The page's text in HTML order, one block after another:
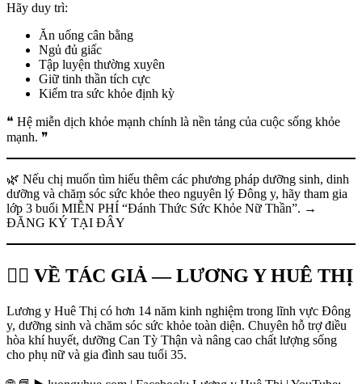
Hãy duy trì:
Ăn uống cân bằng
Ngủ đủ giấc
Tập luyện thường xuyên
Giữ tinh thần tích cực
Kiểm tra sức khỏe định kỳ
❝ Hệ miễn dịch khỏe mạnh chính là nền tảng của cuộc sống khỏe
mạnh. ❞
🌿 Nếu chị muốn tìm hiểu thêm các phương pháp dưỡng sinh, dinh
dưỡng và chăm sóc sức khỏe theo nguyên lý Đông y, hãy tham gia
lớp 3 buổi MIỄN PHÍ “Đánh Thức Sức Khỏe Nữ Thần”. →
ĐĂNG KÝ TẠI ĐÂY
👩‍⚕️ VỀ TÁC GIẢ — LƯƠNG Y HUÊ THỊ
Lương y Huê Thị có hơn 14 năm kinh nghiệm trong lĩnh vực Đông
y, dưỡng sinh và chăm sóc sức khỏe toàn diện. Chuyên hỗ trợ điều
hòa khí huyết, dưỡng Can Tỳ Thận và nâng cao chất lượng sống
cho phụ nữ và gia đình sau tuổi 35.